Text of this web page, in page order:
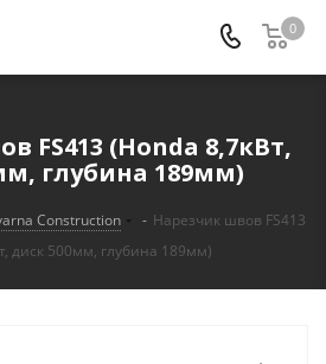
0
FS413 (Honda 8,7кВт,
глубина 189мм)
Construction - Нарезчик швов FS413
диск 500мм, глубина 189мм)